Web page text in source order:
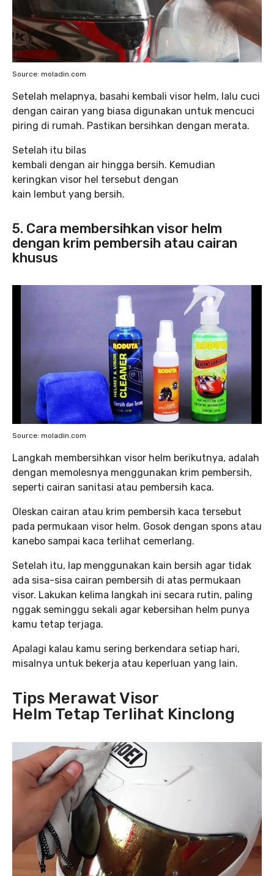
Source: moladin.com
Setelah melapnya, basahi kembali visor helm, lalu cuci
dengan cairan yang biasa digunakan untuk mencuci
piring di rumah. Pastikan bersihkan dengan merata.
Setelah itu bilas
kembali dengan air hingga bersih. Kemudian
keringkan visor hel tersebut dengan
kain lembut yang bersih.
5. Cara membersihkan visor helm
dengan krim pembersih atau cairan
khusus
Source: moladin.com
Langkah membersihkan visor helm berikutnya, adalah
dengan memolesnya menggunakan krim pembersih,
seperti cairan sanitasi atau pembersih kaca.
Oleskan cairan atau krim pembersih kaca tersebut
pada permukaan visor helm. Gosok dengan spons atau
kanebo sampai kaca terlihat cemerlang.
Setelah itu, lap menggunakan kain bersih agar tidak
ada sisa-sisa cairan pembersih di atas permukaan
visor. Lakukan kelima langkah ini secara rutin, paling
nggak seminggu sekali agar kebersihan helm punya
kamu tetap terjaga.
Apalagi kalau kamu sering berkendara setiap hari,
misalnya untuk bekerja atau keperluan yang lain.
Tips Merawat Visor
Helm Tetap Terlihat Kinclong